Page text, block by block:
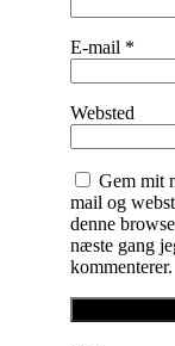
E-mail *
Websted
Gem mit
mail og
denne
næste gang
kommenterer.